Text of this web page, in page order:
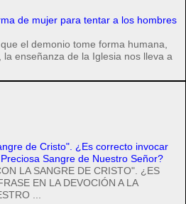
de mujer para tentar a los hombres
el demonio tome forma humana,
enseñanza de la Iglesia nos lleva a
de Cristo". ¿Es correcto invocar
Sangre de Nuestro Señor?
LA SANGRE DE CRISTO". ¿ES
EN LA DEVOCIÓN A LA
...